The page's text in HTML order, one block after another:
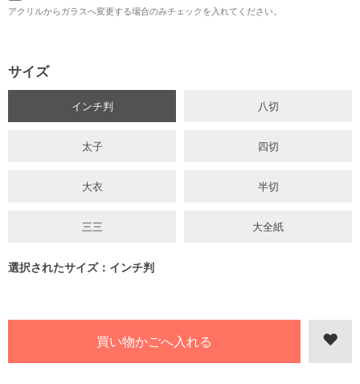
アクリルからガラスへ変更する場合のみチェックを入れてください。
サイズ
インチ判 八切
太子 四切
大衣 半切
三三 大全紙
選択されたサイズ：インチ判